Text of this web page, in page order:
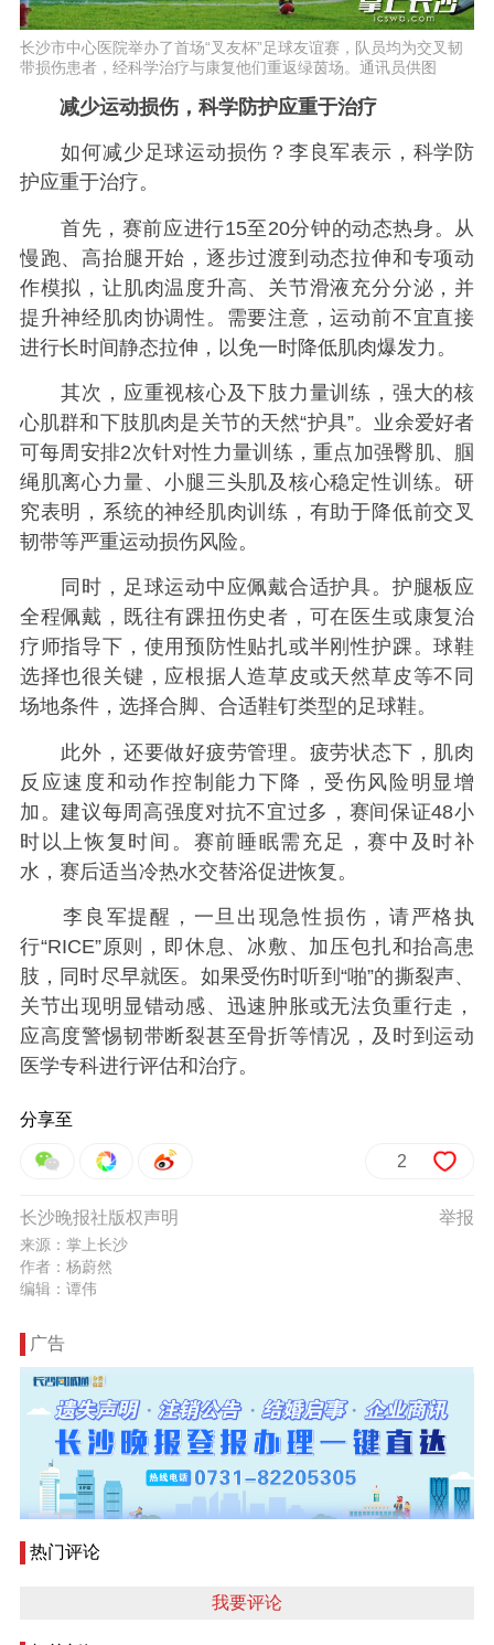
长沙市中心医院举办了首场“叉友杯”足球友谊赛，队员均为交叉韧
带损伤患者，经科学治疗与康复他们重返绿茵场。通讯员供图
减少运动损伤，科学防护应重于治疗
如何减少足球运动损伤？李良军表示，科学防
护应重于治疗。
首先，赛前应进行15至20分钟的动态热身。从
慢跑、高抬腿开始，逐步过渡到动态拉伸和专项动
作模拟，让肌肉温度升高、关节滑液充分分泌，并
提升神经肌肉协调性。需要注意，运动前不宜直接
进行长时间静态拉伸，以免一时降低肌肉爆发力。
其次，应重视核心及下肢力量训练，强大的核
心肌群和下肢肌肉是关节的天然“护具”。业余爱好者
可每周安排2次针对性力量训练，重点加强臀肌、腘
绳肌离心力量、小腿三头肌及核心稳定性训练。研
究表明，系统的神经肌肉训练，有助于降低前交叉
韧带等严重运动损伤风险。
同时，足球运动中应佩戴合适护具。护腿板应
全程佩戴，既往有踝扭伤史者，可在医生或康复治
疗师指导下，使用预防性贴扎或半刚性护踝。球鞋
选择也很关键，应根据人造草皮或天然草皮等不同
场地条件，选择合脚、合适鞋钉类型的足球鞋。
此外，还要做好疲劳管理。疲劳状态下，肌肉
反应速度和动作控制能力下降，受伤风险明显增
加。建议每周高强度对抗不宜过多，赛间保证48小
时以上恢复时间。赛前睡眠需充足，赛中及时补
水，赛后适当冷热水交替浴促进恢复。
李良军提醒，一旦出现急性损伤，请严格执
行“RICE”原则，即休息、冰敷、加压包扎和抬高患
肢，同时尽早就医。如果受伤时听到“啪”的撕裂声、
关节出现明显错动感、迅速肿胀或无法负重行走，
应高度警惕韧带断裂甚至骨折等情况，及时到运动
医学专科进行评估和治疗。
分享至
2
举报
长沙晚报社版权声明
来源：掌上长沙
作者：杨蔚然
编辑：谭伟
广告
热门评论
我要评论